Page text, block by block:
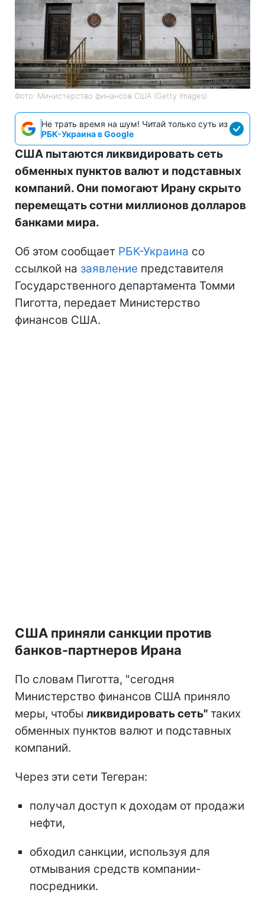
Фото: Министерство финансов СШA (Getty Images)
Не трать время на шум! Читай только суть из
РБК-Украина в Google
США пытаются ликвидировать сеть
обменных пунктов валют и подставных
компаний. Они помогают Ирану скрыто
перемещать сотни миллионов долларов
банками мира.
Об этом сообщает РБК-Украина со
ссылкой на заявление представителя
Государственного департамента Томми
Пиготта, передает Министерство
финансов США.
США приняли санкции против
банков-партнеров Ирана
По словам Пиготта, "сегодня
Министерство финансов США приняло
меры, чтобы ликвидировать сеть" таких
обменных пунктов валют и подставных
компаний.
Через эти сети Тегеран:
получал доступ к доходам от продажи
нефти,
обходил санкции, используя для
отмывания средств компании-
посредники.